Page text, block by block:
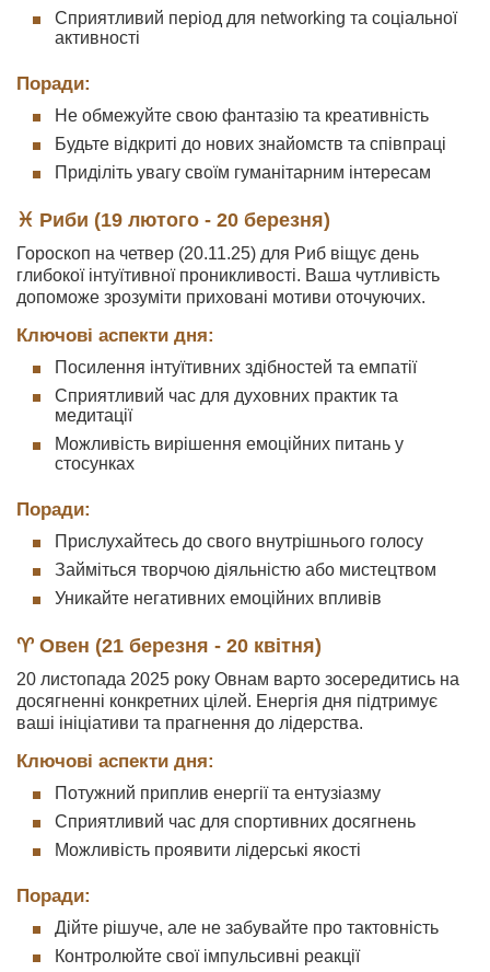
Сприятливий період для networking та соціальної
активності
Поради:
Не обмежуйте свою фантазію та креативність
Будьте відкриті до нових знайомств та співпраці
Приділіть увагу своїм гуманітарним інтересам
♓ Риби (19 лютого - 20 березня)
Гороскоп на четвер (20.11.25) для Риб віщує день
глибокої інтуїтивної проникливості. Ваша чутливість
допоможе зрозуміти приховані мотиви оточуючих.
Ключові аспекти дня:
Посилення інтуїтивних здібностей та емпатії
Сприятливий час для духовних практик та
медитації
Можливість вирішення емоційних питань у
стосунках
Поради:
Прислухайтесь до свого внутрішнього голосу
Займіться творчою діяльністю або мистецтвом
Уникайте негативних емоційних впливів
♈ Овен (21 березня - 20 квітня)
20 листопада 2025 року Овнам варто зосередитись на
досягненні конкретних цілей. Енергія дня підтримує
ваші ініціативи та прагнення до лідерства.
Ключові аспекти дня:
Потужний приплив енергії та ентузіазму
Сприятливий час для спортивних досягнень
Можливість проявити лідерські якості
Поради:
Дійте рішуче, але не забувайте про тактовність
Контролюйте свої імпульсивні реакції